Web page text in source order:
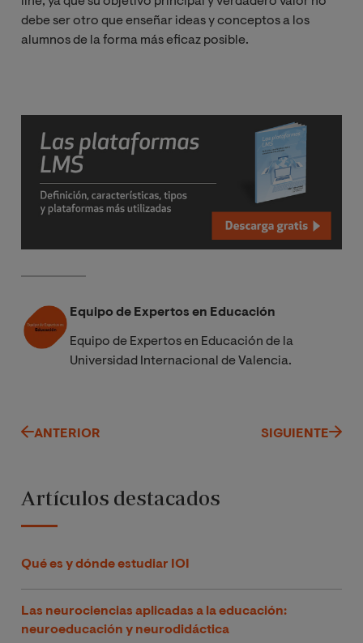
debe ser otro que enseñar ideas y conceptos a los
alumnos de la forma más eficaz posible.
Equipo de Expertos en Educación
Equipo de Expertos en Educación de la
Universidad Internacional de Valencia.
ANTERIOR SIGUIENTE
Artículos destacados
Qué es y dónde estudiar IOI
Las neurociencias aplicadas a la educación:
neuroeducación y neurodidáctica